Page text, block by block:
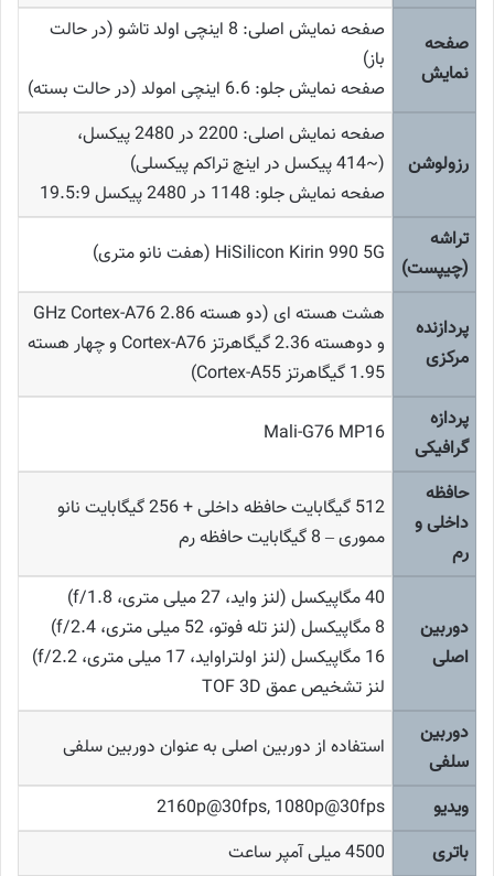
صفحه
نمایش
صفحه نمایش اصلی: 8 اینچی اولد تاشو (در حالت
باز)
صفحه نمایش جلو: 6.6 اینچی امولد (در حالت بسته)
رزولوشن
صفحه نمایش اصلی: 2200 در 2480 پیکسل،
(~414 پیکسل در اینچ تراکم پیکسلی)
صفحه نمایش جلو: 1148 در 2480 پیکسل 19.5:9
تراشه
(چیپست)
HiSilicon Kirin 990 5G (هفت نانو متری)
پردازنده
مرکزی
هشت هسته ای (دو هسته 2.86 GHz Cortex-A76
و دوهسته 2.36 گیگاهرتز Cortex-A76 و چهار هسته
1.95 گیگاهرتز Cortex-A55)
پردازه
گرافیکی
Mali-G76 MP16
حافظه
داخلی و
رم
512 گیگابایت حافظه داخلی + 256 گیگابایت نانو
مموری – 8 گیگابایت حافظه رم
دوربین
اصلی
40 مگاپیکسل (لنز واید، 27 میلی متری، f/1.8)
8 مگاپیکسل (لنز تله فوتو، 52 میلی متری، f/2.4)
16 مگاپیکسل (لنز اولتراواید، 17 میلی متری، f/2.2)
لنز تشخیص عمق TOF 3D
دوربین
سلفی
استفاده از دوربین اصلی به عنوان دوربین سلفی
ویدیو
2160p@30fps, 1080p@30fps
باتری
4500 میلی آمپر ساعت